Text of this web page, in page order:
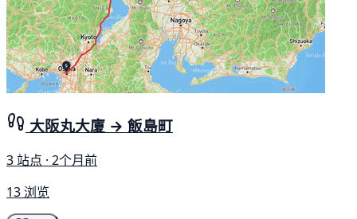
大阪丸大廈 → 飯島町
3 站点 · 2个月前
13 浏览